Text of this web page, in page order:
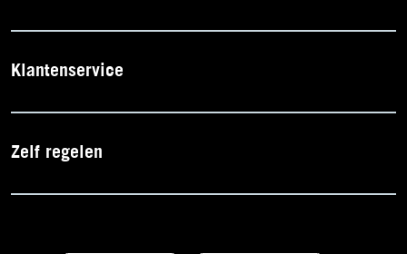
Klantenservice
Zelf regelen